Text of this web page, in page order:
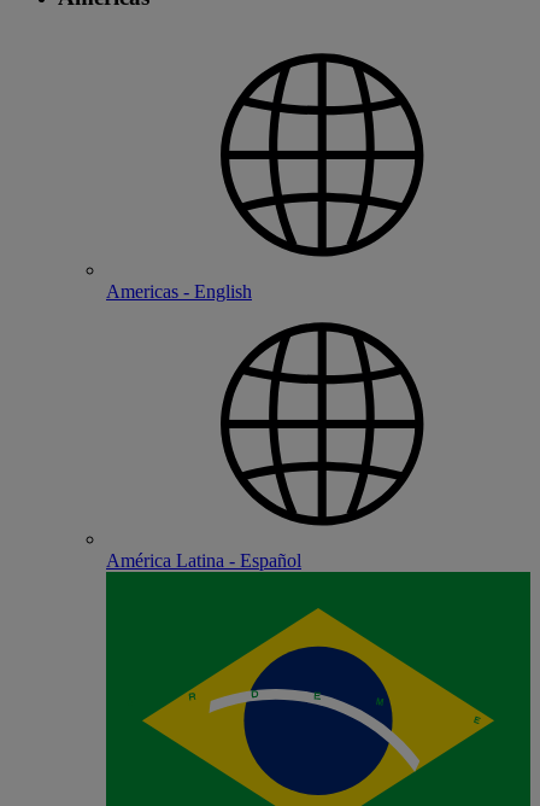
Americas - English
América Latina - Español